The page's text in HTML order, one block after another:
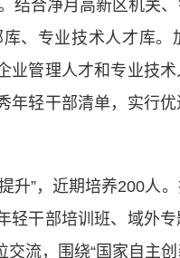
结合净月高新区机关
、专业技术人才库。
业管理人才和专业技
年轻干部清单，实行
升”，近期培养200人
轻干部培训班、域外
流，围绕“国家自主创